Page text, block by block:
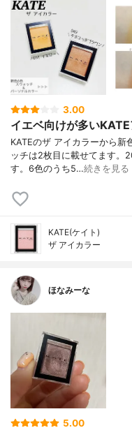
3.00
イエベ向けが多い
KATEのザ アイカラーから新
ッチは2枚目に載せてます。
す。6色のうち5…続きを見る
KATE(ケイト)
ザ アイカラー
ほなみーな
5.00